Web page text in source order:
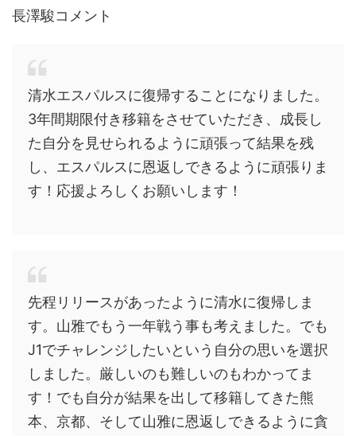
長澤駿コメント
清水エスパルスに復帰することになりました。
3年間期限付き移籍をさせていただき、成長し
た自分を見せられるように頑張って結果を残
し、エスパルスに恩返しできるように頑張りま
す！応援よろしくお願いします！
先程リリースがあったように清水に復帰しま
す。山雅でもう一年戦う事も考えました。でも
J1でチャレンジしたいという自分の思いを選択
しました。厳しいのも難しいのもわかってま
す！でも自分が結果を出して移籍してきた熊
本、京都、そして山雅に恩返しできるように貪